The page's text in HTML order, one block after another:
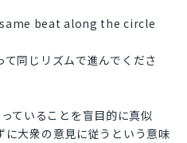
beat along the circle
同じリズムで進んでくださ
ていることを盲目的に真似
大衆の意見に従うという意味